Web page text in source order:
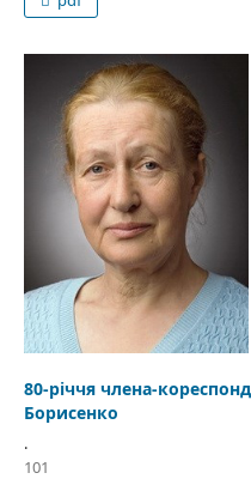
80-річчя члена-
Борисенко
.
101